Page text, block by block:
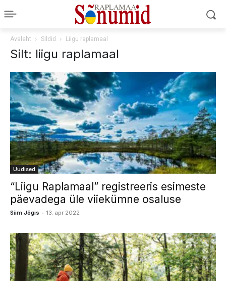
Avaleht Sildid Liigu raplamaal
Silt: liigu raplamaal
Uudised
“Liigu Raplamaal” registreeris esimeste
päevadega üle viiekümne osaluse
Siim Jõgis - 13. apr 2022